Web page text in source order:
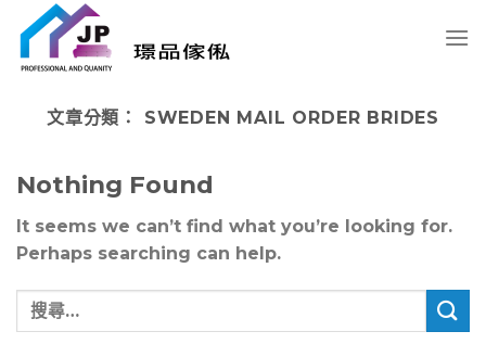
content
文章分類： SWEDEN MAIL ORDER BRIDES
Nothing Found
It seems we can’t find what you’re looking for.
Perhaps searching can help.